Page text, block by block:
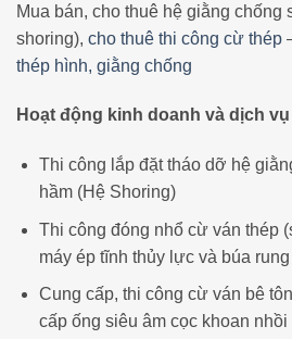
Mua bán, cho thuê hệ giằng chống
shoring), cho thuê thi công cừ thép
thép hình, giằng chống
Hoạt động kinh doanh và dịch
Thi công lắp đặt tháo dỡ hệ
hầm (Hệ Shoring)
Thi công đóng nhổ cừ ván thép
máy ép tĩnh thủy lực và búa rung
Cung cấp, thi công cừ ván bê
cấp ống siêu âm cọc khoan nhồi